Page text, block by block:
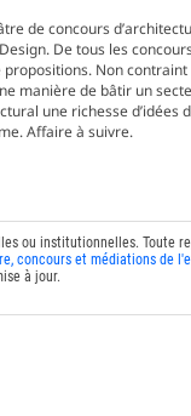
de concours
De tous les
propositions. Non
manière de bâtir un
une richesse d’idées
Affaire à suivre.
ou institutionnelles.
concours et médiations de
à jour.